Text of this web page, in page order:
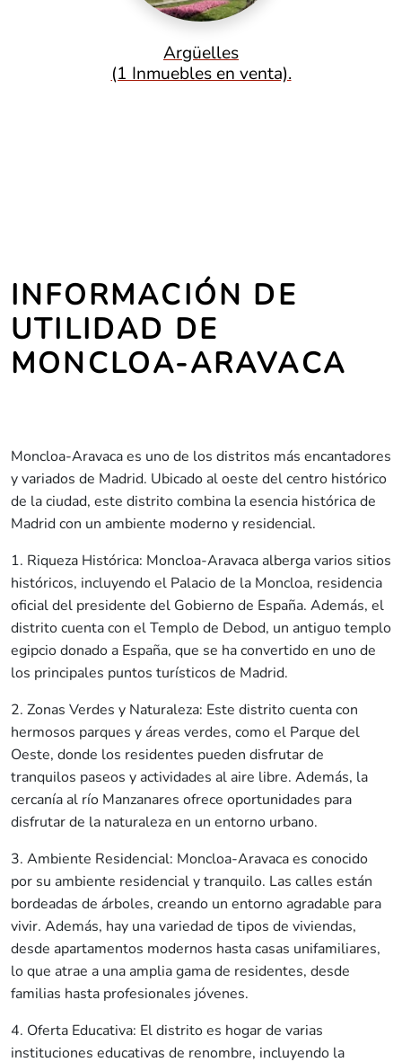
Argüelles
(1 Inmuebles en venta).
INFORMACIÓN DE
UTILIDAD DE
MONCLOA-ARAVACA
Moncloa-Aravaca es uno de los distritos más encantadores
y variados de Madrid. Ubicado al oeste del centro histórico
de la ciudad, este distrito combina la esencia histórica de
Madrid con un ambiente moderno y residencial.
1. Riqueza Histórica: Moncloa-Aravaca alberga varios sitios
históricos, incluyendo el Palacio de la Moncloa, residencia
oficial del presidente del Gobierno de España. Además, el
distrito cuenta con el Templo de Debod, un antiguo templo
egipcio donado a España, que se ha convertido en uno de
los principales puntos turísticos de Madrid.
2. Zonas Verdes y Naturaleza: Este distrito cuenta con
hermosos parques y áreas verdes, como el Parque del
Oeste, donde los residentes pueden disfrutar de
tranquilos paseos y actividades al aire libre. Además, la
cercanía al río Manzanares ofrece oportunidades para
disfrutar de la naturaleza en un entorno urbano.
3. Ambiente Residencial: Moncloa-Aravaca es conocido
por su ambiente residencial y tranquilo. Las calles están
bordeadas de árboles, creando un entorno agradable para
vivir. Además, hay una variedad de tipos de viviendas,
desde apartamentos modernos hasta casas unifamiliares,
lo que atrae a una amplia gama de residentes, desde
familias hasta profesionales jóvenes.
4. Oferta Educativa: El distrito es hogar de varias
instituciones educativas de renombre, incluyendo la